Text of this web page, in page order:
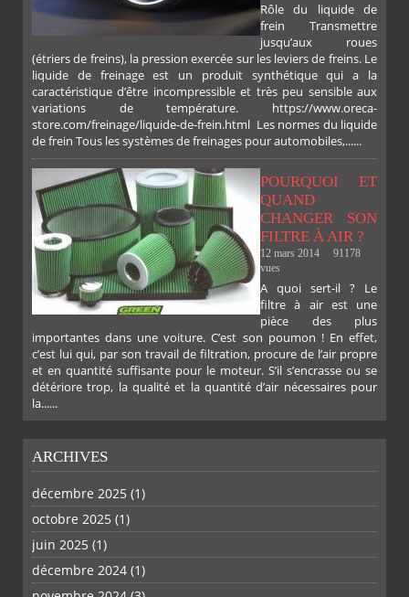
PLUS
Rôle du liquide de
frein Transmettre
jusqu’aux roues
(étriers de freins), la pression exercée sur les leviers de freins. Le
liquide de freinage est un produit synthétique qui a la
caractéristique d’être incompressible et très peu sensible aux
variations de température. https://www.oreca-
store.com/freinage/liquide-de-frein.html Les normes du liquide
de frein Tous les systèmes de freinages pour automobiles,......
POURQUOI ET
QUAND
CHANGER SON
FILTRE À AIR ?
12 mars 2014
91178
vues
A quoi sert-il ? Le
filtre à air est une
pièce des plus
importantes dans une voiture. C’est son poumon ! En effet,
c’est lui qui, par son travail de filtration, procure de l’air propre
et en quantité suffisante pour le moteur. S’il s’encrasse ou se
détériore trop, la qualité et la quantité d’air nécessaires pour
la......
ARCHIVES
décembre 2025 (1)
octobre 2025 (1)
juin 2025 (1)
décembre 2024 (1)